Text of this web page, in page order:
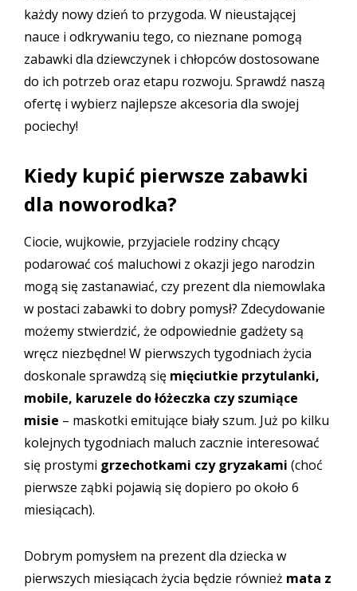
każdy nowy dzień to przygoda. W nieustającej
nauce i odkrywaniu tego, co nieznane pomogą
zabawki dla dziewczynek i chłopców dostosowane
do ich potrzeb oraz etapu rozwoju. Sprawdź naszą
ofertę i wybierz najlepsze akcesoria dla swojej
pociechy!
Kiedy kupić pierwsze zabawki
dla noworodka?
Ciocie, wujkowie, przyjaciele rodziny chcący
podarować coś maluchowi z okazji jego narodzin
mogą się zastanawiać, czy prezent dla niemowlaka
w postaci zabawki to dobry pomysł? Zdecydowanie
możemy stwierdzić, że odpowiednie gadżety są
wręcz niezbędne! W pierwszych tygodniach życia
doskonale sprawdzą się mięciutkie przytulanki,
mobile, karuzele do łóżeczka czyszumiące
misie – maskotki emitujące biały szum. Już po kilku
kolejnych tygodniach maluch zacznie interesować
się prostymi grzechotkami czy gryzakami (choć
pierwsze ząbki pojawią się dopiero po około 6
miesiącach).
Dobrym pomysłem na prezent dla dziecka w
pierwszych miesiącach życia będzie również mata z